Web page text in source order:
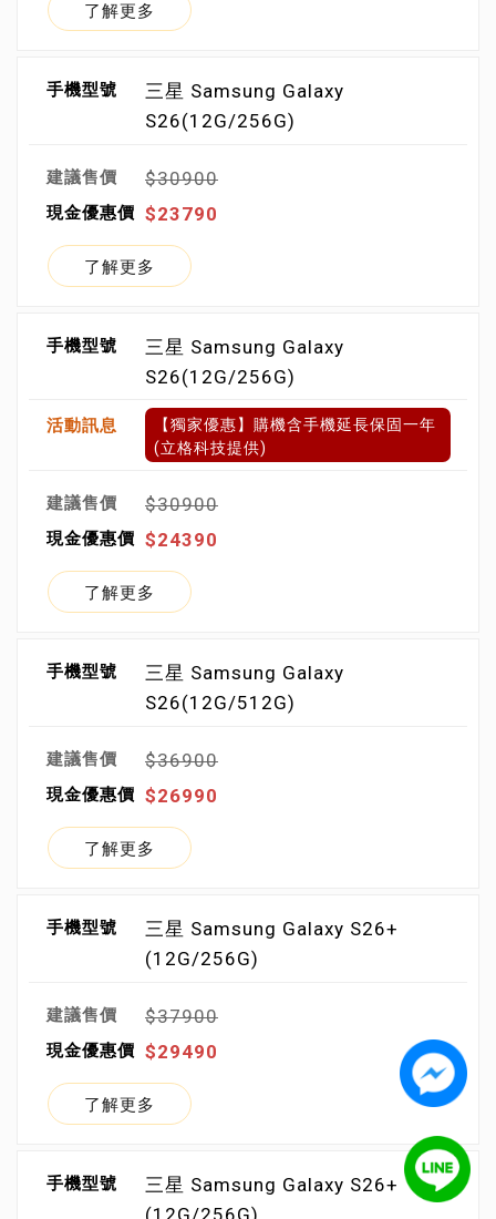
了解更多
三星 Samsung Galaxy
S26(12G/256G)
$30900
$23790
了解更多
三星 Samsung Galaxy
S26(12G/256G)
【獨家優惠】購機含手機延長保固一年
(立格科技提供)
$30900
$24390
了解更多
三星 Samsung Galaxy
S26(12G/512G)
$36900
$26990
了解更多
三星 Samsung Galaxy S26+
(12G/256G)
$37900
$29490
了解更多
三星 Samsung Galaxy S26+
(12G/256G)